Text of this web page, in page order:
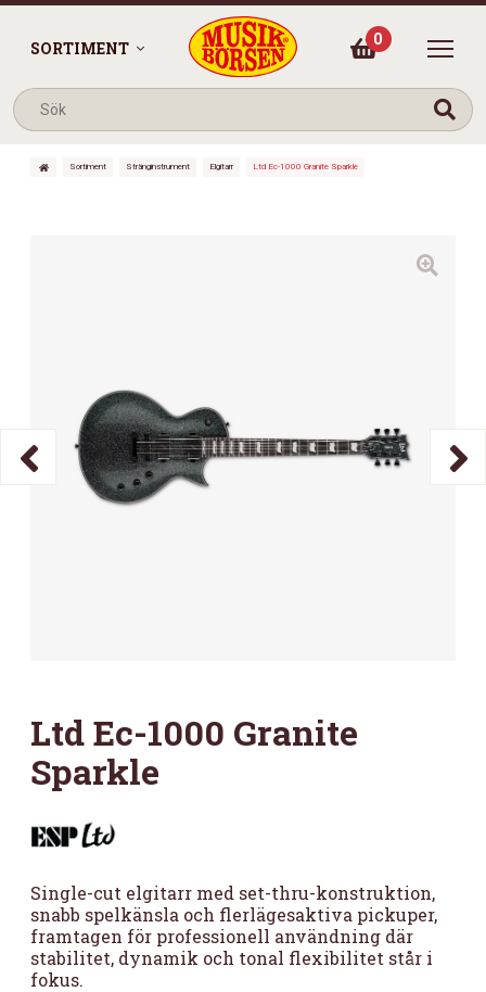
SORTIMENT 0
Sortiment Stränginstrument Elgitarr Ltd Ec-1000 Granite Sparkle
Ltd Ec-1000 Granite
Sparkle
Single-cut elgitarr med set-thru-konstruktion,
snabb spelkänsla och flerlägesaktiva pickuper,
framtagen för professionell användning där
stabilitet, dynamik och tonal flexibilitet står i
fokus.